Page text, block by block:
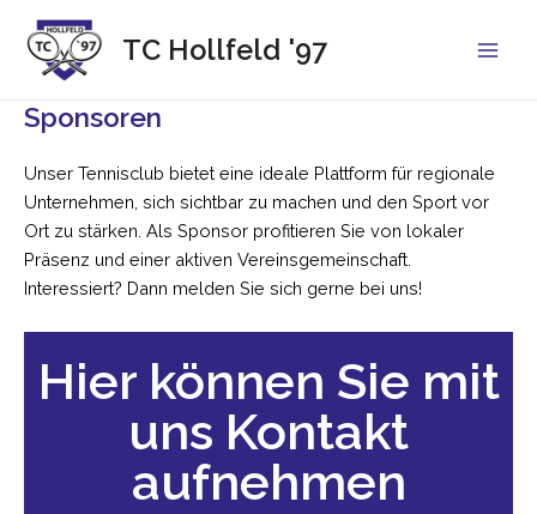
Inhalt
springen
TC Hollfeld '97
Sponsoren
Unser Tennisclub bietet eine ideale Plattform für regionale
Unternehmen, sich sichtbar zu machen und den Sport vor
Ort zu stärken. Als Sponsor profitieren Sie von lokaler
Präsenz und einer aktiven Vereinsgemeinschaft.
Interessiert? Dann melden Sie sich gerne bei uns!
Hier können Sie mit
uns Kontakt
aufnehmen